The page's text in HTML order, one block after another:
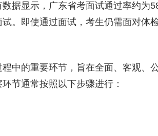
据显示，广东省考面试通过率约为
。即使通过面试，考生仍需面对体
中的重要环节，旨在全面、客观、
节通常按照以下步骤进行：